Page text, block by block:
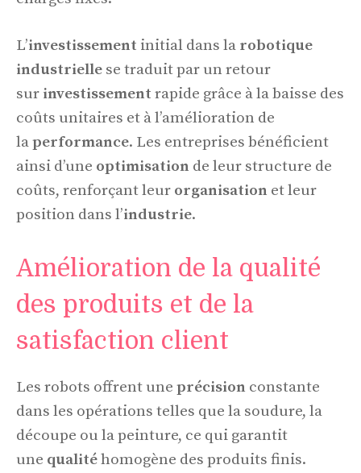
L’investissement initial dans la robotique
industrielle se traduit par un retour
sur investissement rapide grâce à la baisse des
coûts unitaires et à l’amélioration de
laperformance. Les entreprises bénéficient
ainsi d’une optimisation de leur structure de
coûts, renforçant leur organisation et leur
position dans l’industrie.
Amélioration de la qualité
des produits et de la
satisfaction client
Les robots offrent une précision constante
dans les opérations telles que la soudure, la
découpe ou la peinture, ce qui garantit
une qualitéhomogène des produits finis.